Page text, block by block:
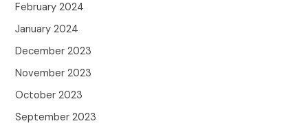
February 2024
January 2024
December 2023
November 2023
October 2023
September 2023